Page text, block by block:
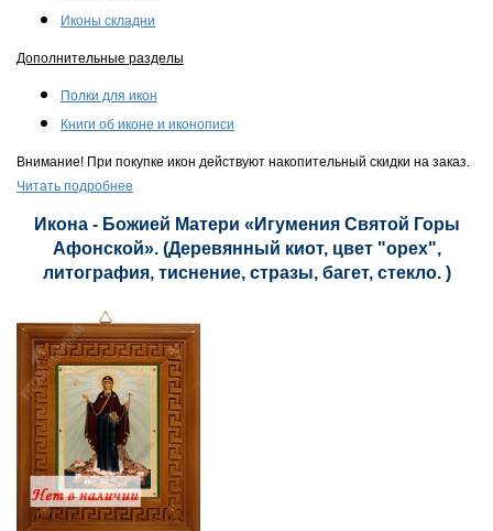
Иконы складни
Дополнительные разделы
Полки для икон
Книги об иконе и иконописи
Внимание! При покупке икон действуют накопительный скидки на заказ.
Читать подробнее
Икона - Божией Матери «Игумения Святой Горы
Афонской». (Деревянный киот, цвет "орех",
литография, тиснение, стразы, багет, стекло. )